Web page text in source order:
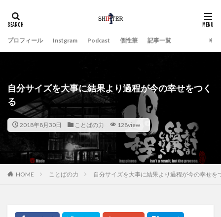
プロフィール Instgram Podcast 個性筆 記事一覧
自分サイズを大事に結果より過程が今の幸せをつく
る
2018年8月30日 ことばの力 128view
HOME ことばの力 自分サイズを大事に結果より過程が今の幸せを